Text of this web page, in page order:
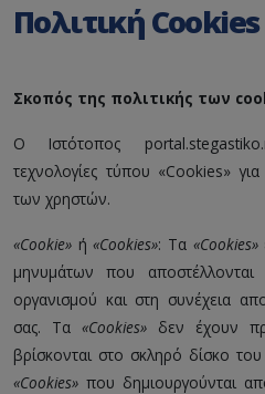
Πολιτική Cookies
Σκοπός της πολιτικής των
Ο Ιστότοπος
τεχνολογίες τύπου «Cookies»
των χρηστών.
«Cookie» ή«Cookies»: Τα «Cookies»
μηνυμάτων που
οργανισμού και στη συνέχεια
σας. Τα «Cookies» δεν έχουν
βρίσκονται στο σκληρό δίσκο
«Cookies» που δημιουργούνται